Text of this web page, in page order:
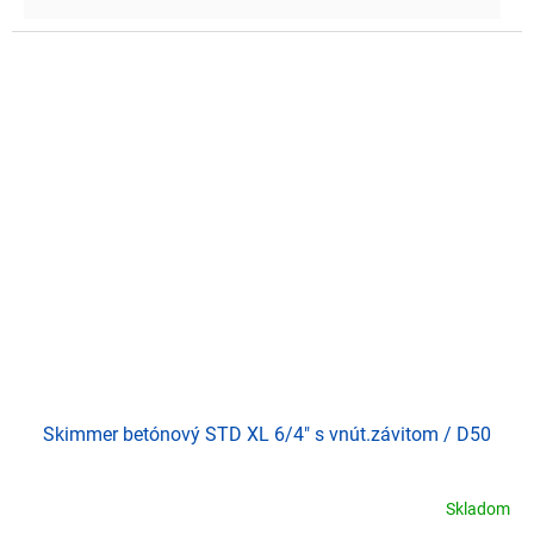
Skimmer betónový STD XL 6/4" s vnút.závitom / D50
Skladom